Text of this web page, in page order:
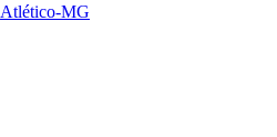
Atlético-MG